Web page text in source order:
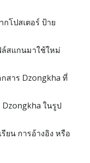
โปสเตอร์ ป้าย
ล์สแกนมาใช้ใหม่
สาร Dzongkha ที่
Dzongkha ในรูป
ยน การอ้างอิง หรือ